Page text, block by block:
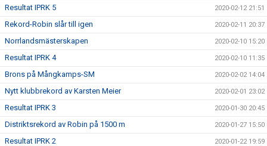
Resultat IPRK 5 2020-02-12 21:51
Rekord-Robin slår till igen 2020-02-11 20:37
Norrlandsmästerskapen 2020-02-10 15:20
Resultat IPRK 4 2020-02-10 11:35
Brons på Mångkamps-SM 2020-02-02 14:04
Nytt klubbrekord av Karsten Meier 2020-02-01 23:02
Resultat IPRK 3 2020-01-30 20:45
Distriktsrekord av Robin på 1500 m 2020-01-27 15:50
Resultat IPRK 2 2020-01-22 19:59